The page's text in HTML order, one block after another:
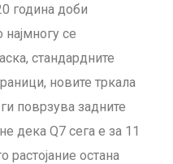
година доби
се
стандардните
новите тркала
поврзува задните
дека Q7 сега е за 11
растојание остана